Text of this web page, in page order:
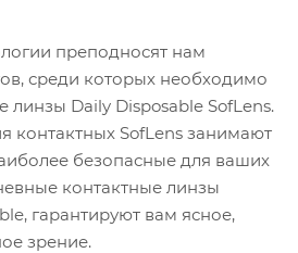
преподносят нам
среди которых необходимо
линзы Daily Disposable SofLens.
контактных SofLens занимают
безопасные для ваших
контактные линзы
гарантируют вам ясное,
зрение.